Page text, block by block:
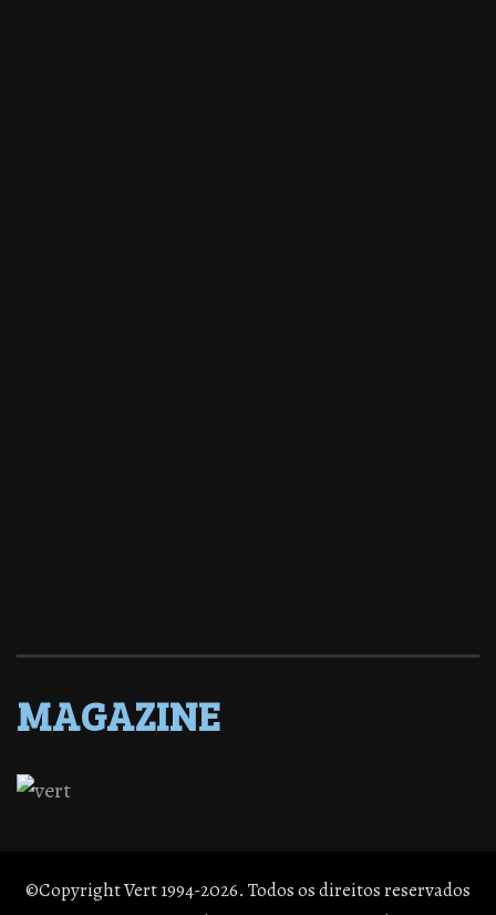
MAGAZINE
©Copyright Vert 1994-2026. Todos os direitos reservados